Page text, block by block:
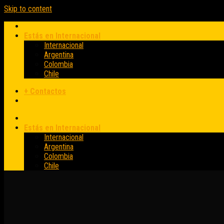
Skip to content
Estás en Internacional
Internacional
Argentina
Colombia
Chile
+ Contactos
Estás en Internacional
Internacional
Argentina
Colombia
Chile